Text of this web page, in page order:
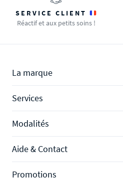
SERVICE CLIENT
Réactif et aux petits soins !
La marque
Services
Modalités
Aide & Contact
Promotions